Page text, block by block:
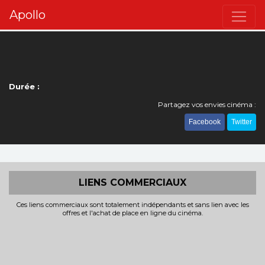
Apollo
Durée :
Partagez vos envies cinéma :
Facebook Twitter
LIENS COMMERCIAUX
Ces liens commerciaux sont totalement indépendants et sans lien avec les
offres et l'achat de place en ligne du cinéma.